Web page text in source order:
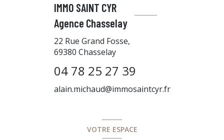
IMMO SAINT CYR
Agence Chasselay
22 Rue Grand Fosse,
69380 Chasselay
04 78 25 27 39
alain.michaud@immosaintcyr.fr
VOTRE ESPACE